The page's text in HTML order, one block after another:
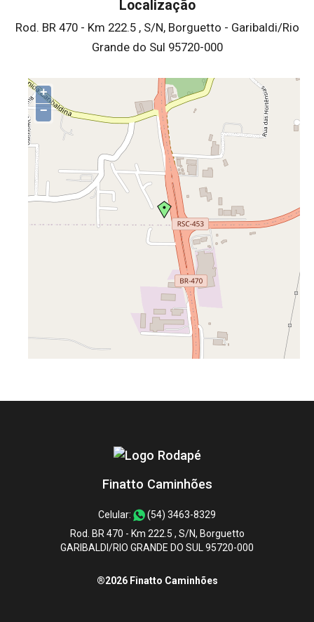
Localização
Rod. BR 470 - Km 222.5 , S/N, Borguetto - Garibaldi/Rio
Grande do Sul 95720-000
+
−
Finatto Caminhões
Celular:
(54) 3463-8329
Rod. BR 470 - Km 222.5 , S/N, Borguetto
GARIBALDI/RIO GRANDE DO SUL 95720-000
®2026 Finatto Caminhões